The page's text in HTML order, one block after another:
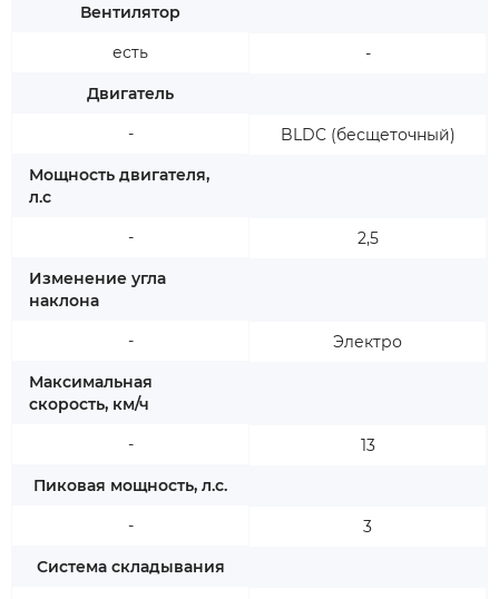
Вентилятор
есть
Двигатель
-
Мощность двигателя,
л.с
-
Изменение угла
наклона
-
Максимальная
скорость, км/ч
-
Пиковая мощность, л.с.
-
Система складывания
-
BLDC (бесщеточный)
2,5
Электро
13
3